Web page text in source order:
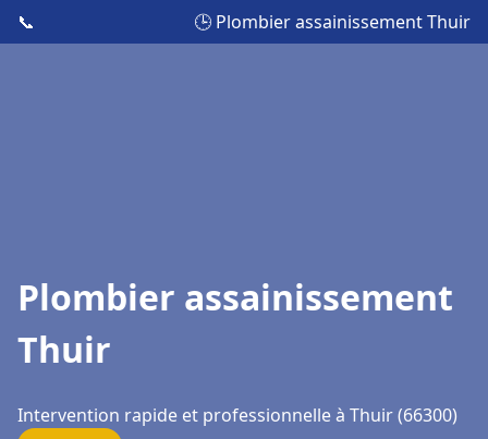
📞 🕒 Plombier assainissement Thuir
Plombier assainissement
Thuir
Intervention rapide et professionnelle à Thuir (66300)